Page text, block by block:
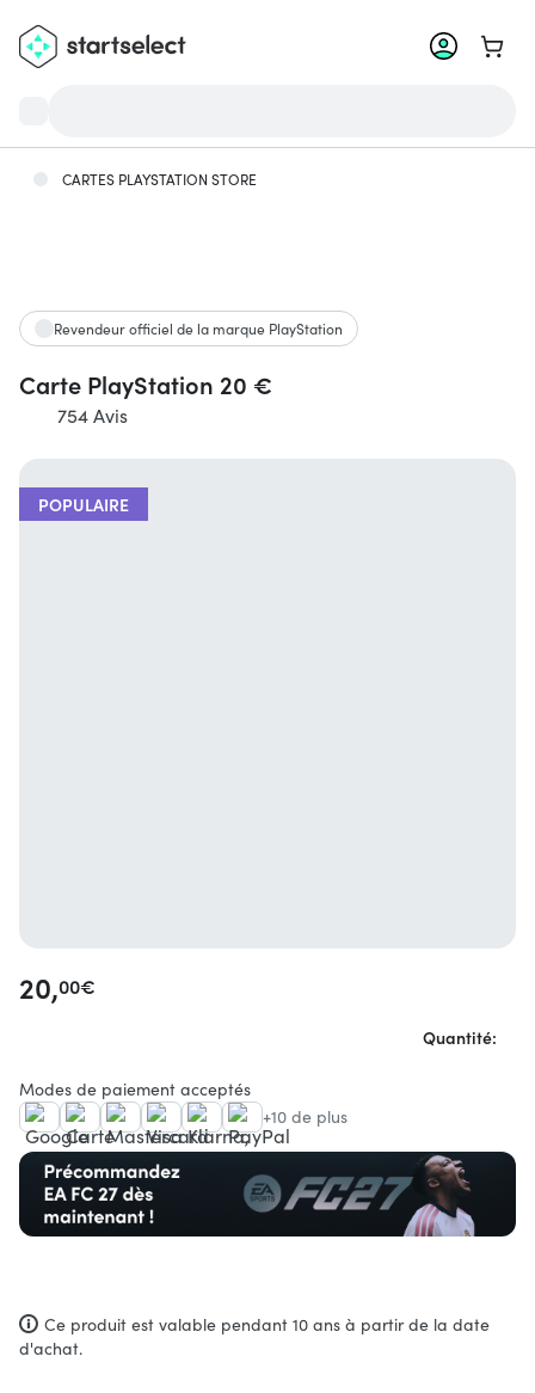
Aller
CARTES PLAYSTATION STORE
POPULAIRE
Revendeur officiel de la marque PlayStation
Carte PlayStation 20 €
754 Avis
20,00€
Quantité:
Modes de paiement acceptés
+10 de plus
Ce produit est valable pendant 10 ans à partir de la date
d'achat.